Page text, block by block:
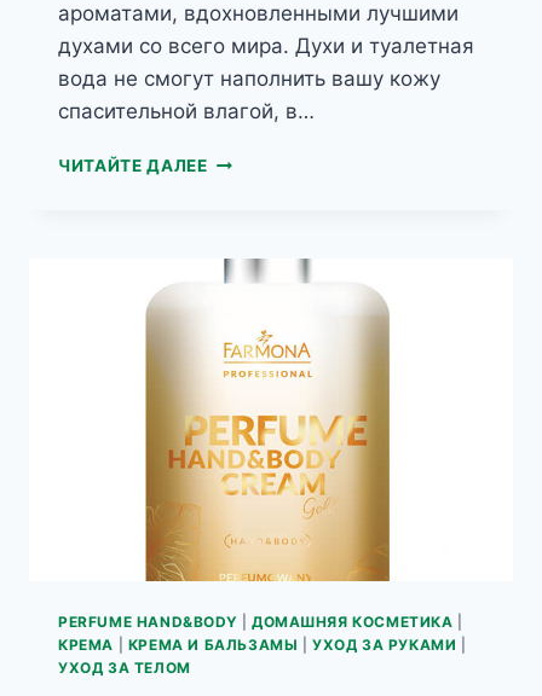
ароматами, вдохновленными лучшими
духами со всего мира. Духи и туалетная
вода не смогут наполнить вашу кожу
спасительной влагой, в…
ЧИТАЙТЕ ДАЛЕЕPERFUME
ДЛЯ
ТЕЛА
РУК
BEAUTI
PERFUME HAND&BODY ДОМАШНЯЯ КОСМЕТИКА
КРЕМА
КРЕМА И БАЛЬЗАМЫ |УХОД ЗА РУКАМИ
УХОД ЗА ТЕЛОМ